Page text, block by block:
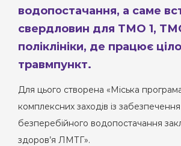
водопостачання, а саме
свердловин для ТМО 1,
поліклініки, де працює
травмпункт.
Для цього створена «Міська програма
комплексних заходів із забезпечення
безперебійного водопостачання
здоров’я ЛМТГ».